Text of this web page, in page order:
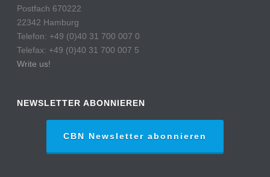
Postfach 670222
22342 Hamburg
Telefon: +49 (0)40 31 700 007 0
Telefax: +49 (0)40 31 700 007 5
Write us!
NEWSLETTER ABONNIEREN
CBN Newsletter abonnieren